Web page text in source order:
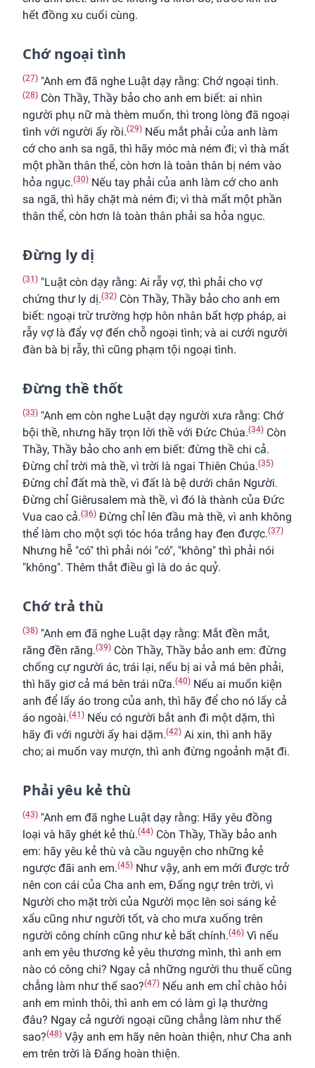
hết đồng xu cuối cùng.
Chớ ngoại tình
(27) "Anh em đã nghe Luật dạy rằng: Chớ ngoại tình.
(28) Còn Thầy, Thầy bảo cho anh em biết: ai nhìn
người phụ nữ mà thèm muốn, thì trong lòng đã ngoại
tình với người ấy rồi.(29) Nếu mắt phải của anh làm
cớ cho anh sa ngã, thì hãy móc mà ném đi; vì thà mất
một phần thân thể, còn hơn là toàn thân bị ném vào
hỏa ngục.(30) Nếu tay phải của anh làm cớ cho anh
sa ngã, thì hãy chặt mà ném đi; vì thà mất một phần
thân thể, còn hơn là toàn thân phải sa hỏa ngục.
Ðừng ly dị
(31) "Luật còn dạy rằng: Ai rẫy vợ, thì phải cho vợ
chứng thư ly dị.(32) Còn Thầy, Thầy bảo cho anh em
biết: ngoại trừ trường hợp hôn nhân bất hợp pháp, ai
rẫy vợ là đẩy vợ đến chỗ ngoại tình; và ai cưới người
đàn bà bị rẫy, thì cũng phạm tội ngoại tình.
Ðừng thề thốt
(33) "Anh em còn nghe Luật dạy người xưa rằng: Chớ
bội thề, nhưng hãy trọn lời thề với Ðức Chúa.(34) Còn
Thầy, Thầy bảo cho anh em biết: đừng thề chi cả.
Ðừng chỉ trời mà thề, vì trời là ngai Thiên Chúa.(35)
Ðừng chỉ đất mà thề, vì đất là bệ dưới chân Người.
Ðừng chỉ Giêrusalem mà thề, vì đó là thành của Ðức
Vua cao cả.(36) Ðừng chỉ lên đầu mà thề, vì anh không
thể làm cho một sợi tóc hóa trắng hay đen được.(37)
Nhưng hễ "có" thì phải nói "có", "không" thì phải nói
"không". Thêm thắt điều gì là do ác quỷ.
Chớ trả thù
(38) "Anh em đã nghe Luật dạy rằng: Mắt đền mắt,
răng đền răng.(39) Còn Thầy, Thầy bảo anh em: đừng
chống cự người ác, trái lại, nếu bị ai vả má bên phải,
thì hãy giơ cả má bên trái nữa.(40) Nếu ai muốn kiện
anh để lấy áo trong của anh, thì hãy để cho nó lấy cả
áo ngoài.(41) Nếu có người bắt anh đi một dặm, thì
hãy đi với người ấy hai dặm.(42) Ai xin, thì anh hãy
cho; ai muốn vay mượn, thì anh đừng ngoảnh mặt đi.
Phải yêu kẻ thù
(43) "Anh em đã nghe Luật dạy rằng: Hãy yêu đồng
loại và hãy ghét kẻ thù.(44) Còn Thầy, Thầy bảo anh
em: hãy yêu kẻ thù và cầu nguyện cho những kẻ
ngược đãi anh em.(45) Như vậy, anh em mới được trở
nên con cái của Cha anh em, Ðấng ngự trên trời, vì
Người cho mặt trời của Người mọc lên soi sáng kẻ
xấu cũng như người tốt, và cho mưa xuống trên
người công chính cũng như kẻ bất chính.(46) Vì nếu
anh em yêu thương kẻ yêu thương mình, thì anh em
nào có công chi? Ngay cả những người thu thuế cũng
chẳng làm như thế sao?(47) Nếu anh em chỉ chào hỏi
anh em mình thôi, thì anh em có làm gì lạ thường
đâu? Ngay cả người ngoại cũng chẳng làm như thế
sao?(48) Vậy anh em hãy nên hoàn thiện, như Cha anh
em trên trời là Ðấng hoàn thiện.